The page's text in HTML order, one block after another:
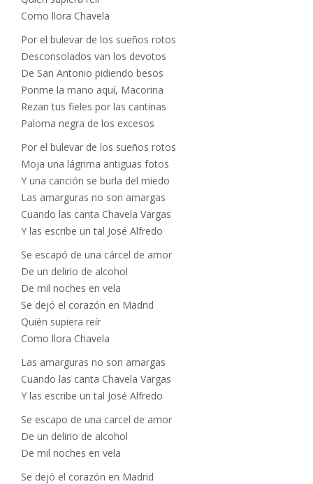
Como llora Chavela
Por el bulevar de los sueños rotos
Desconsolados van los devotos
De San Antonio pidiendo besos
Ponme la mano aquí, Macorina
Rezan tus fieles por las cantinas
Paloma negra de los excesos
Por el bulevar de los sueños rotos
Moja una lágrima antiguas fotos
Y una canción se burla del miedo
Las amarguras no son amargas
Cuando las canta Chavela Vargas
Y las escribe un tal José Alfredo
Se escapó de una cárcel de amor
De un delirio de alcohol
De mil noches en vela
Se dejó el corazón en Madrid
Quién supiera reír
Como llora Chavela
Las amarguras no son amargas
Cuando las canta Chavela Vargas
Y las escribe un tal José Alfredo
Se escapo de una carcel de amor
De un delirio de alcohol
De mil noches en vela
Se dejó el corazón en Madrid